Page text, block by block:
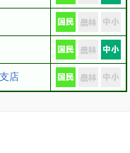
店